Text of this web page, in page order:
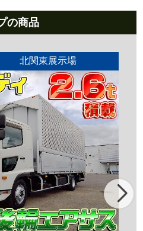
の商品
北関東展示場